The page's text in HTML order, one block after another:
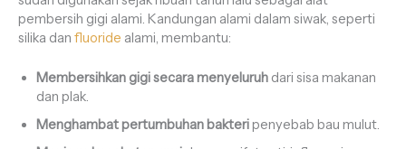
pembersih gigi alami. Kandungan alami dalam siwak, seperti
silika dan fluoride alami, membantu:
Membersihkan gigi secara menyeluruh dari sisa makanan
dan plak.
Menghambat pertumbuhan bakteripenyebab bau mulut.